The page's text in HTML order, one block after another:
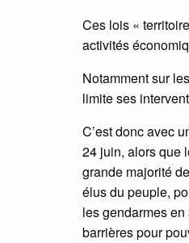
Ces lois «
activités
Notamment sur
limite ses
C’est donc avec
24 juin, alors que
grande majorité
élus du peuple,
les gendarmes en
barrières pour